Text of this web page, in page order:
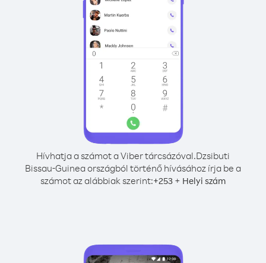
Hívhatja a számot a Viber tárcsázóval.Dzsibuti
Bissau-Guinea országból történő hívásához írja be a
számot az alábbiak szerint:+253 + Helyi szám